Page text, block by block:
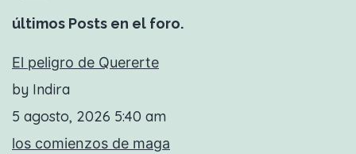
últimos Posts en el foro.
El peligro de Quererte
by Indira
5 agosto, 2026 5:40 am
los comienzos de maga